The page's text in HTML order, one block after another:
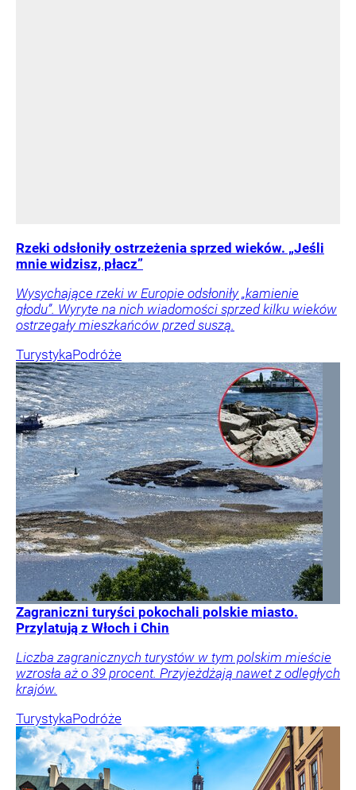
Rzeki odsłoniły ostrzeżenia sprzed wieków. „Jeśli
mnie widzisz, płacz”
Wysychające rzeki w Europie odsłoniły „kamienie
głodu”. Wyryte na nich wiadomości sprzed kilku wieków
ostrzegały mieszkańców przed suszą.
TurystykaPodróże
Zagraniczni turyści pokochali polskie miasto.
Przylatują z Włoch i Chin
Liczba zagranicznych turystów w tym polskim mieście
wzrosła aż o 39 procent. Przyjeżdżają nawet z odległych
krajów.
TurystykaPodróże